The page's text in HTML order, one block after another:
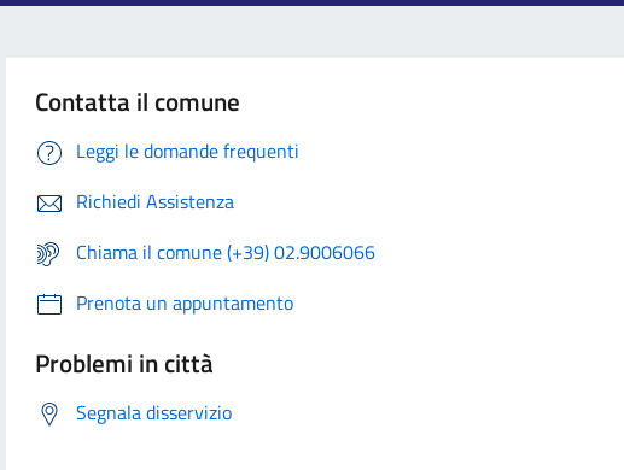
Contatta il comune
Leggi le domande frequenti
Richiedi Assistenza
Chiama il comune (+39) 02.9006066
Prenota un appuntamento
Problemi in città
Segnala disservizio